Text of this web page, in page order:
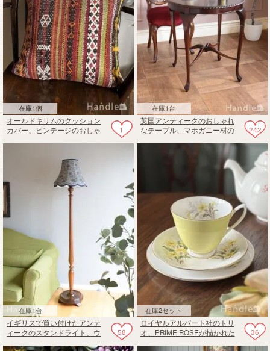
在庫1個
1
オールドキリムのクッション
カバー、ビンテージのおしゃ
在庫1台
242
英国アンティークのおしゃれ
なテーブル、マホガニー材の
在庫1台
58
イギリスで買い付けたアンテ
ィークのスタンドライト、ウ
在庫2セット
36
ロイヤルアルバート社のトリ
オ、PRIME ROSEが描かれた